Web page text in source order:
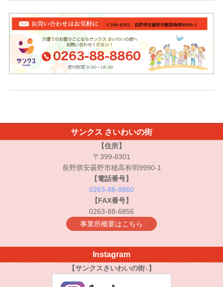
サンクス さいわいの街
【住所】
〒399-8301
長野県安曇野市穂高有明9990-1
【電話番号】
0263-88-8860
【FAX番号】
0263-88-6856
事業所概要はこちら
Instagram
【サンクスさいわいの街↓】